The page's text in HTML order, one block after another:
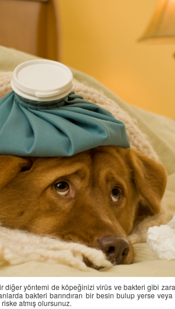
diğer yöntemi de köpeğinizi virüs ve bakteri gibi
bakteri barındıran bir besin bulup yerse veya
atmış olursunuz.